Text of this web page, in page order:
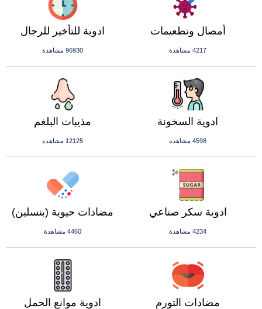
ادوية للتأخير للرجال
96930 مشاهدة
أمصال وتطعيمات
4217 مشاهدة
مذيبات البلغم
12125 مشاهدة
ادوية السخونة
4598 مشاهدة
مضادات حيوية (بنسلين)
4460 مشاهدة
ادوية سكر صناعي
4234 مشاهدة
ادوية موانع الحمل مضادات التورم